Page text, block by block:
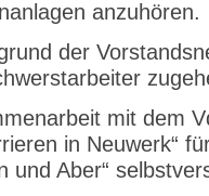
anzuhören.
der
mit dem
in Neuwerk“
und Aber“